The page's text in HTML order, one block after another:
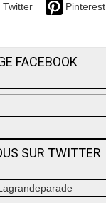
Twitter Pinterest
FACEBOOK
SUR TWITTER